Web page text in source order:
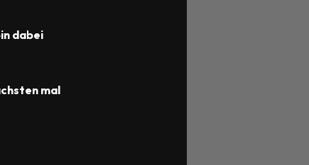
stilvoll ab.
dabei
mal